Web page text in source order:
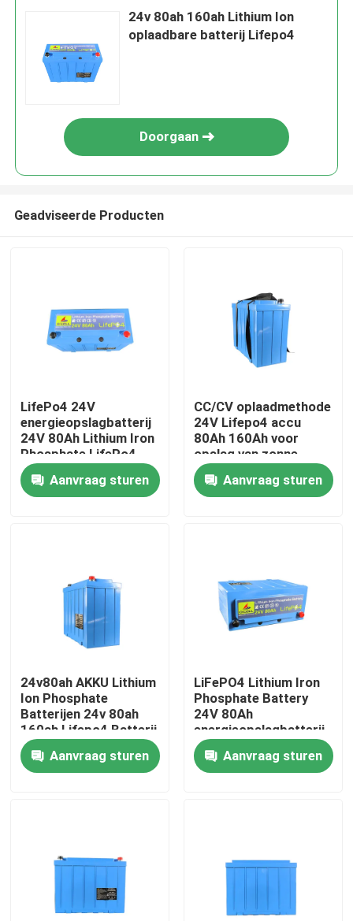
Thuis
Over ons
Kwaliteitscontrole
Contacteer ons
Alle Gevallen
Lithium Ionenlifepo4 Batterij
24v 80ah 160ah Lithium Ion
oplaadbare batterij Lifepo4
Doorgaan
Geadviseerde Producten
LifePo4 24V
energieopslagbatterij
24V 80Ah Lithium Iron
Phosphate LifePo4
batterij met BMS
Aanvraag sturen
CC/CV oplaadmethode
24V Lifepo4 accu
80Ah 160Ah voor
opslag van zonne-
energie
Aanvraag sturen
24v80ah AKKU Lithium
Ion Phosphate
Batterijen 24v 80ah
160ah Lifepo4 Batterij
Pack
Aanvraag sturen
LiFePO4 Lithium Iron
Phosphate Battery
24V 80Ah
energieopslagbatterij
Aanvraag sturen